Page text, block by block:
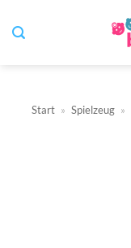
Inhalt
Start » Spielzeug »